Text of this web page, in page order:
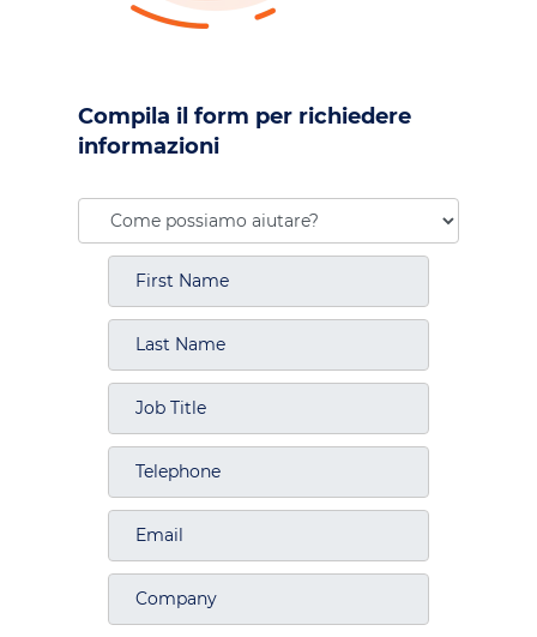
Compila il form per richiedere
informazioni